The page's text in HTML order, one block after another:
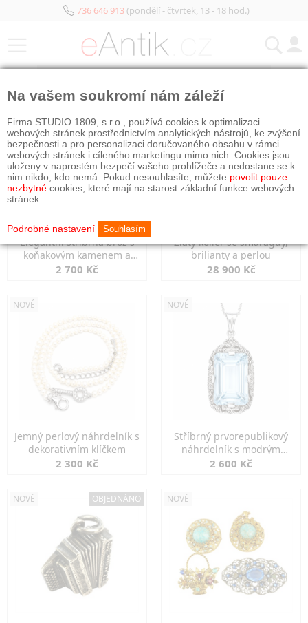
736 646 913(pondělí - čtvrtek, 13 - 18 hod.)
Elegantní stříbrná brož s
koňakovým kamenem a
markazity
2 700 Kč
Zlatý kolier se smaragdy,
brilianty a perlou
28 900 Kč
NOVÉ
Jemný perlový náhrdelník s
dekorativním klíčkem
2 300 Kč
NOVÉ
Stříbrný prvorepublikový
náhrdelník s modrým
spinelem
2 600 Kč
NOVÉ OBJEDNÁNO NOVÉ
Na vašem soukromí nám záleží
Firma STUDIO 1809, s.r.o., používá cookies k optimalizaci
webových stránek prostřednictvím analytických nástrojů, ke zvýšení
bezpečnosti a pro personalizaci doručovaného obsahu v rámci
webových stránek i cíleného marketingu mimo nich. Cookies jsou
uloženy v naprostém bezpečí vašeho prohlížeče a nedostane se k
nim nikdo, kdo nemá. Pokud nesouhlasíte, můžete povolit pouze
nezbytné cookies, které mají na starost základní funkce webových
stránek.
Podrobné nastavení Souhlasím